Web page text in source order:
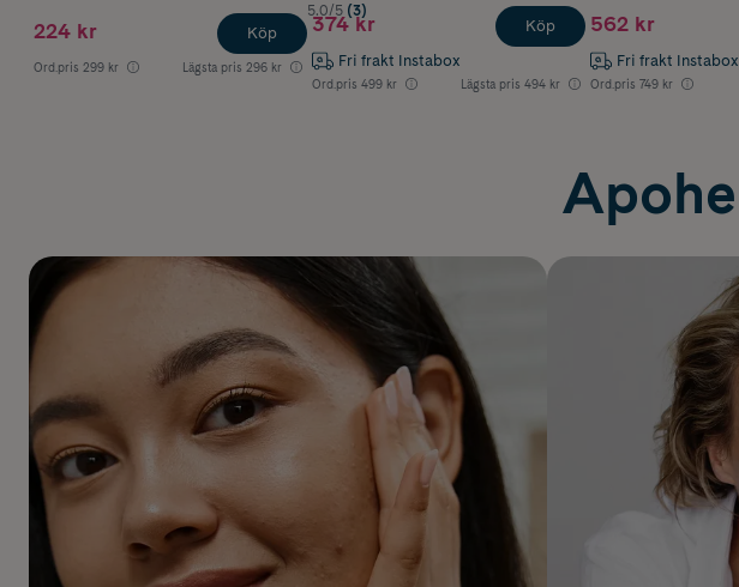
224 kr
Ord.pris 299 kr Lägsta pris 296 kr
Köp
5.0/5 (3)
374 kr
Fri frakt Instabox
Ord.pris 499 kr Lägsta pris 494 kr
Köp 562 kr
Fri frakt Instabox
Ord.pris 749 kr